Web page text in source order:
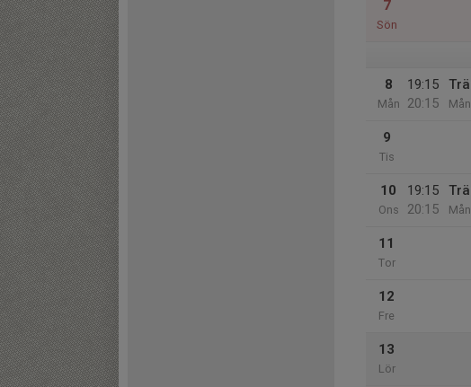
7
Sön
8
Mån
19:15
20:15
9
Tis
10
Ons
19:15
20:15
11
Tor
12
Fre
13
Lör